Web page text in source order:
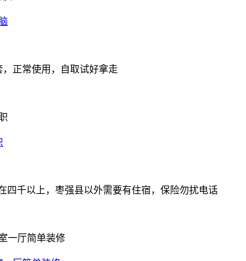
，正常使用，自取试好拿走
四千以上，枣强县以外需要有住宿，保险勿扰电话